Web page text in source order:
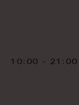
10:00 - 21:00